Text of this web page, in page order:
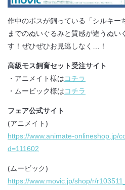
作中のボスが飼っている「シルキー
までのぬいぐるみと質感が違うぬい
す！ぜひぜひお見逃しなく…！
高級モス飼育セット受注サイト
・アニメイト様はコチラ
・ムービック様はコチラ
フェア公式サイト
(アニメイト)
https://www.animate-onlineshop.jp/
d=111602
(ムービック)
https://www.movic.jp/shop/r/